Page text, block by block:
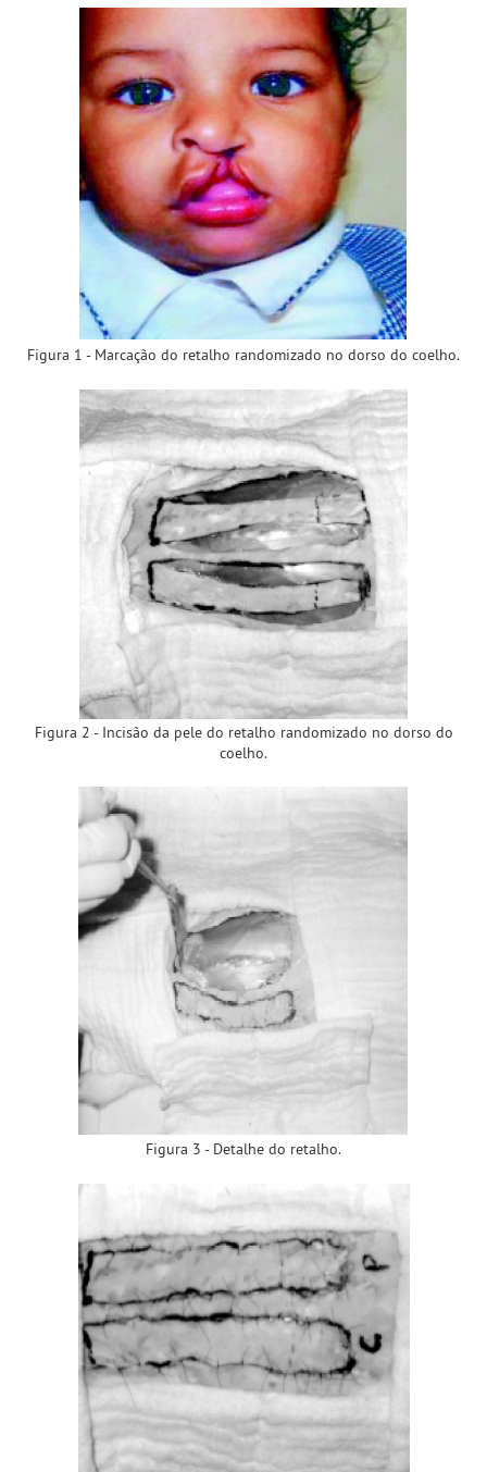
Figura 1 - Marcação do retalho randomizado no dorso do coelho.
Figura 2 - Incisão da pele do retalho randomizado no dorso do
coelho.
Figura 3 - Detalhe do retalho.